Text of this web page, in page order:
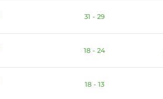
31 - 29
18 - 24
18 - 13